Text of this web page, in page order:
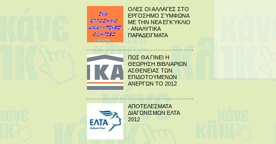
ΟΛΕΣ ΟΙ ΑΛΛΑΓΕΣ ΣΤΟ
ΕΡΓΟΣΗΜΟ ΣΎΜΦΩΝΑ
ΜΕ ΤΗΝ ΝΕΑ ΕΓΚΎΚΛΙΟ
- ΑΝΑΛΥΤΙΚΑ
ΠΑΡΑΔΕΙΓΜΑΤΑ
ΠΩΣ ΘΑ ΓΙΝΕΙ Η
ΘΕΩΡΗΣΗ ΒΙΒΛΙΑΡΙΩΝ
ΑΣΘΕΝΕΙΑΣ ΤΩΝ
ΕΠΙΔΟΤΟΥΜΕΝΩΝ
ΑΝΕΡΓΩΝ ΤΟ 2012
ΑΠΟΤΕΛΕΣΜΑΤΑ
ΔΙΑΓΩΝΙΣΜΩΝ ΕΛΤΑ
2012